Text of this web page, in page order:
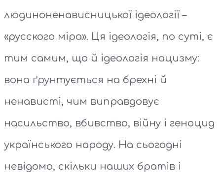
людиноненависницької ідеології –
«русского міра». Ця ідеологія, по суті, є
тим самим, що й ідеологія нацизму:
вона ґрунтується на брехні й
ненависті, чим виправдовує
насильство, вбивство, війну і геноцид
українського народу. На сьогодні
невідомо, скільки наших братів і